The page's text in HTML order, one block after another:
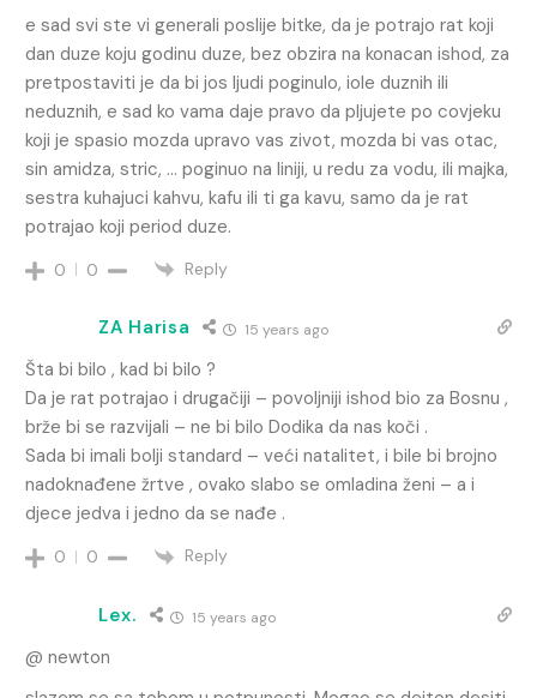
e sad svi ste vi generali poslije bitke, da je potrajo rat koji
dan duze koju godinu duze, bez obzira na konacan ishod, za
pretpostaviti je da bi jos ljudi poginulo, iole duznih ili
neduznih, e sad ko vama daje pravo da pljujete po covjeku
koji je spasio mozda upravo vas zivot, mozda bi vas otac,
sin amidza, stric, … poginuo na liniji, u redu za vodu, ili majka,
sestra kuhajuci kahvu, kafu ili ti ga kavu, samo da je rat
potrajao koji period duze.
0 0 Reply
ZA Harisa 15 years ago
Šta bi bilo , kad bi bilo ?
Da je rat potrajao i drugačiji – povoljniji ishod bio za Bosnu ,
brže bi se razvijali – ne bi bilo Dodika da nas koči .
Sada bi imali bolji standard – veći natalitet, i bile bi brojno
nadoknađene žrtve , ovako slabo se omladina ženi – a i
djece jedva i jedno da se nađe .
0 0 Reply
Lex. 15 years ago
@ newton